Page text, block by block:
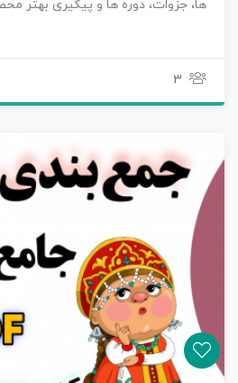
ها، جزوات، دوره ها و پیگیری بهتر
3